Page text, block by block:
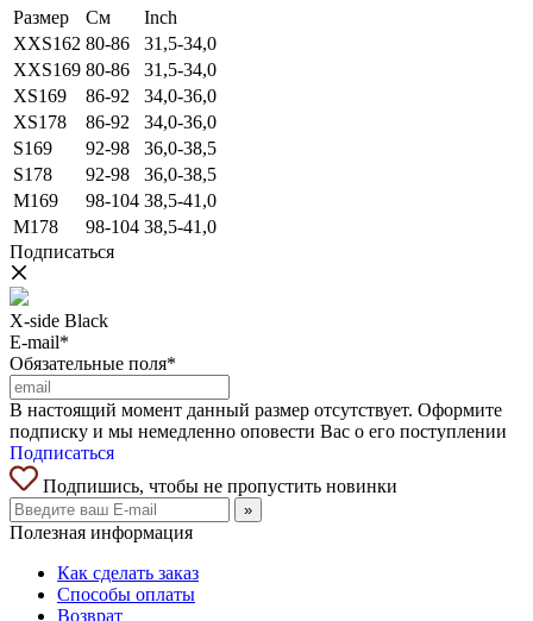
Размер См
Inch
XXS162 80-86
31,5-34,0
XXS169 80-86
31,5-34,0
XS169
86-92
34,0-36,0
XS178
86-92
34,0-36,0
S169
92-98
36,0-38,5
S178
92-98
36,0-38,5
M169
98-104 38,5-41,0
M178
98-104 38,5-41,0
Подписаться
X-side Black
E-mail*
Обязательные поля*
В настоящий момент данный размер отсутствует. Оформите
подписку и мы немедленно оповести Вас о его поступлении
Подписаться
Подпишись, чтобы не пропустить новинки
»
Полезная информация
Как сделать заказ
Способы оплаты
Возврат